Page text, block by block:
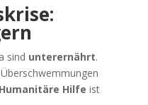
sind unterernährt.
Humanitäre Hilfe ist